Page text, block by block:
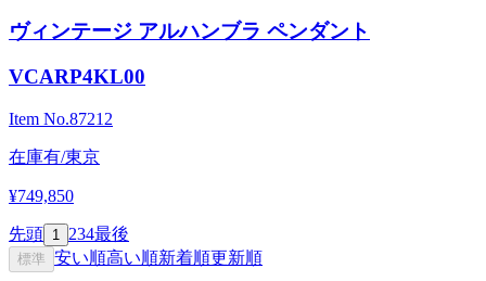
ヴィンテージ アルハンブラ ペンダント
VCARP4KL00
Item No.87212
在庫有/東京
¥749,850
先頭 1 234最後
標準 安い順高い順新着順更新順